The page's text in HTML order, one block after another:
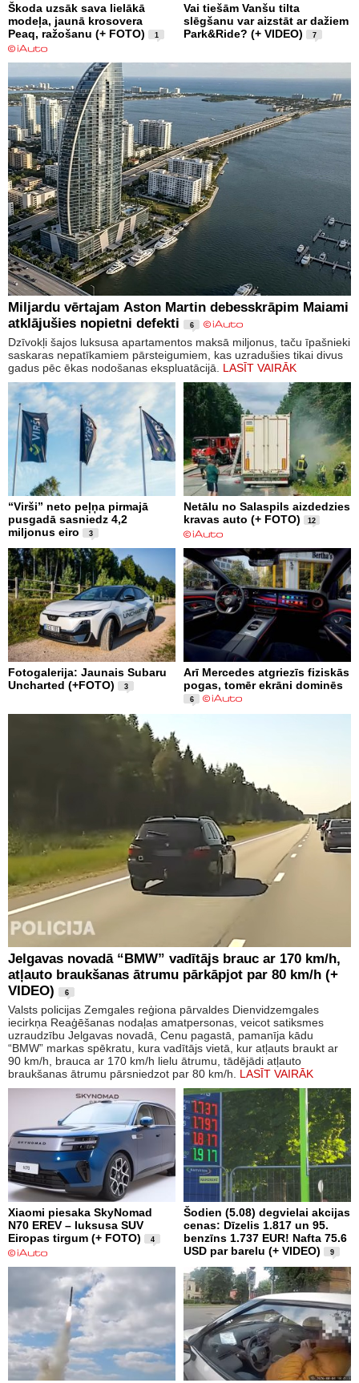
Škoda uzsāk sava lielākā
modeļa, jaunā krosovera
Peaq, ražošanu (+ FOTO)
1
Vai tiešām Vanšu tilta
slēgšanu var aizstāt ar dažiem
Park&Ride? (+ VIDEO)
7
Miljardu vērtajam Aston Martin debesskrāpim Maiami
atklājušies nopietni defekti
6
Dzīvokļi šajos luksusa apartamentos maksā miljonus, taču īpašnieki
saskaras nepatīkamiem pārsteigumiem, kas uzradušies tikai divus
gadus pēc ēkas nodošanas ekspluatācijā. LASĪT VAIRĀK
“Virši” neto peļņa pirmajā
pusgadā sasniedz 4,2
miljonus eiro
3
Netālu no Salaspils aizdedzies
kravas auto (+ FOTO)
12
Fotogalerija: Jaunais Subaru
Uncharted (+FOTO)
3
Arī Mercedes atgriezīs fiziskās
pogas, tomēr ekrāni dominēs
6
Jelgavas novadā “BMW” vadītājs brauc ar 170 km/h,
atļauto braukšanas ātrumu pārkāpjot par 80 km/h (+
VIDEO)
6
Valsts policijas Zemgales reģiona pārvaldes Dienvidzemgales
iecirkņa Reaģēšanas nodaļas amatpersonas, veicot satiksmes
uzraudzību Jelgavas novadā, Cenu pagastā, pamanīja kādu
“BMW” markas spēkratu, kura vadītājs vietā, kur atļauts braukt ar
90 km/h, brauca ar 170 km/h lielu ātrumu, tādējādi atļauto
braukšanas ātrumu pārsniedzot par 80 km/h. LASĪT VAIRĀK
Xiaomi piesaka SkyNomad
N70 EREV – luksusa SUV
Eiropas tirgum (+ FOTO)
4
Šodien (5.08) degvielai akcijas
cenas: Dīzelis 1.817 un 95.
benzīns 1.737 EUR! Nafta 75.6
USD par barelu (+ VIDEO)
9